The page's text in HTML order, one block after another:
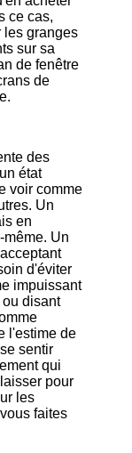
ce cas,
les granges
sur sa
de fenêtre
de
des
état
voir comme
Un
en
Un
d'éviter
impuissant
disant
l'estime de
sentir
qui
pour
les
faites